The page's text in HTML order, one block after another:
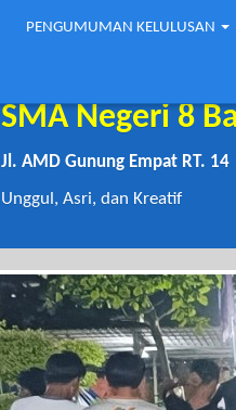
PENGUMUMAN KELULUSAN
SMA Negeri 8
Jl. AMD Gunung Empat RT. 14
Unggul, Asri, dan Kreatif